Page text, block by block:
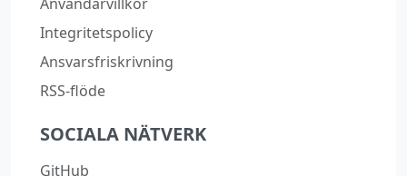
Integritetspolicy
Ansvarsfriskrivning
RSS-flöde
SOCIALA NÄTVERK
GitHub